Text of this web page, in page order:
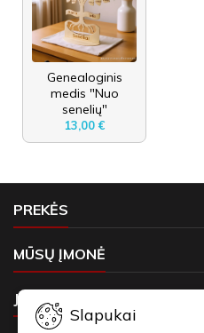
Genealoginis
medis "Nuo
senelių"
13,00 €
PREKĖS
MŪSŲ ĮMONĖ
JŪSŲ PASKYRA
Slapukai